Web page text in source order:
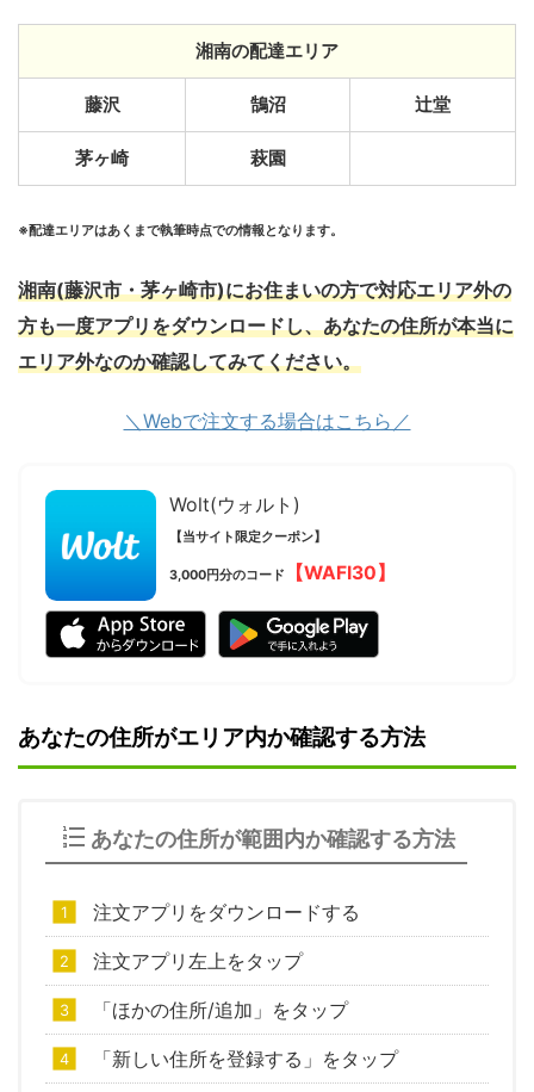
湘南の配達エリア
藤沢 鵠沼 辻堂
茅ヶ崎 萩園
※配達エリアはあくまで執筆時点での情報となります。
湘南(藤沢市・茅ヶ崎市)にお住まいの方で対応エリア外の
方も一度アプリをダウンロードし、あなたの住所が本当に
エリア外なのか確認してみてください。
＼Webで注文する場合はこちら／
Wolt(ウォルト)
【当サイト限定クーポン】
3,000円分のコード 【WAFI30】
あなたの住所がエリア内か確認する方法
あなたの住所が範囲内か確認する方法
注文アプリをダウンロードする
注文アプリ左上をタップ
「ほかの住所/追加」をタップ
「新しい住所を登録する」をタップ